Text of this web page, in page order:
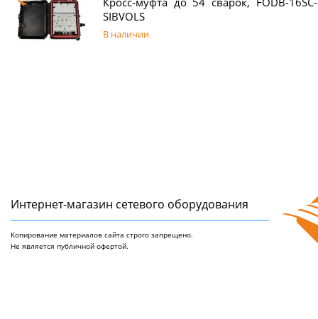
SIBVOLS
В наличии
Интернет-магазин сетeвого оборудования
Копирование материалов сайта строго запрещено.
Не является публичной офертой.